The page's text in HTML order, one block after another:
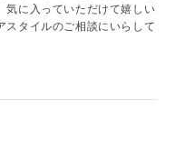
気に入っていただけて嬉しい
スタイルのご相談にいらして